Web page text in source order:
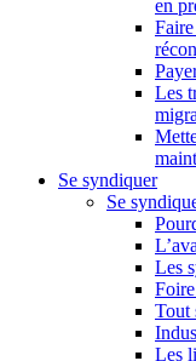
en
Les
Se syndiquer
Se
Les
Tout
Les